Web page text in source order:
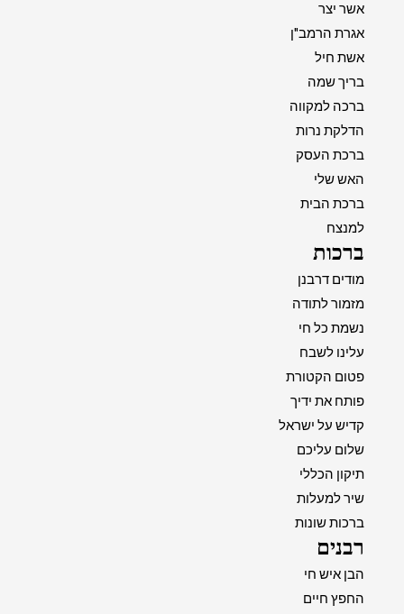
אשר יצר
אגרת הרמב"ן
אשת חיל
בריך שמה
ברכה למקווה
הדלקת נרות
ברכת העסק
האש שלי
ברכת הבית
למנצח
ברכות
מודים דרבנן
מזמור לתודה
נשמת כל חי
עלינו לשבח
פטום הקטורת
פותח את ידיך
קדיש על ישראל
שלום עליכם
תיקון הכללי
שיר למעלות
ברכות שונות
רבנים
הבן איש חי
החפץ חיים